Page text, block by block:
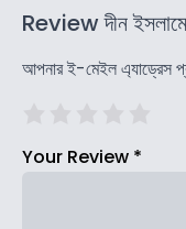
Review দীন ইসলামের
আপনার ই-মেইল এ্যাড্রেস
Your Review *